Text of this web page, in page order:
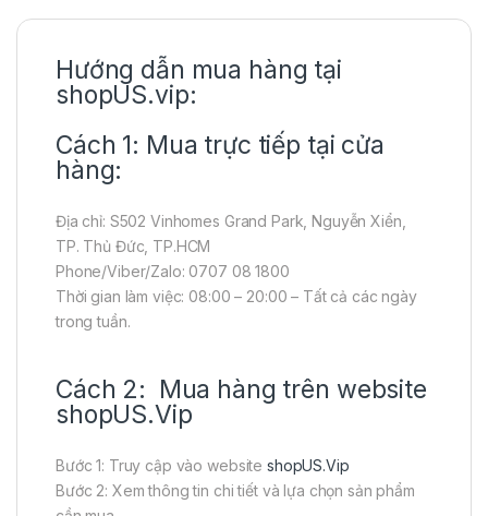
Hướng dẫn mua hàng tại
shopUS.vip:
Cách 1: Mua trực tiếp tại cửa
hàng:
Địa chỉ: S502 Vinhomes Grand Park, Nguyễn Xiển,
TP. Thủ Đức, TP.HCM
Phone/Viber/Zalo: 0707 08 1800
Thời gian làm việc: 08:00 – 20:00 – Tất cả các ngày
trong tuần.
Cách 2: Mua hàng trên website
shopUS.Vip
Bước 1: Truy cập vào website shopUS.Vip
Bước 2: Xem thông tin chi tiết và lựa chọn sản phẩm